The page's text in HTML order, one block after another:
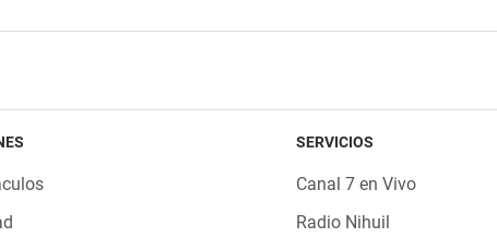
SERVICIOS
Canal 7 en Vivo
Radio Nihuil